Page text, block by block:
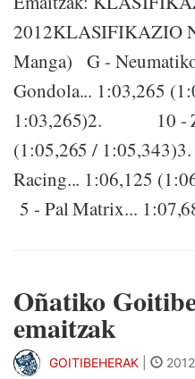
2012KLASIFIKAZIO
Manga) G -
Gondola... 1:03,265
1:03,265)2. 10 -
(1:05,265 /
Racing... 1:06,125
5 - Pal Matrix...
Oñatiko
emaitzak
GOITIBEHERAK